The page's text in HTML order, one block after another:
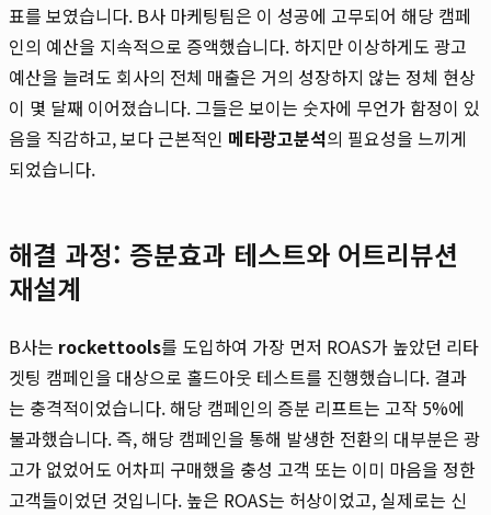
표를 보였습니다. B사 마케팅팀은 이 성공에 고무되어 해당 캠페
인의 예산을 지속적으로 증액했습니다. 하지만 이상하게도 광고
예산을 늘려도 회사의 전체 매출은 거의 성장하지 않는 정체 현상
이 몇 달째 이어졌습니다. 그들은 보이는 숫자에 무언가 함정이 있
음을 직감하고, 보다 근본적인 메타광고분석의 필요성을 느끼게
되었습니다.
해결 과정: 증분효과 테스트와 어트리뷰션
재설계
B사는 rockettools를 도입하여 가장 먼저 ROAS가 높았던 리타
겟팅 캠페인을 대상으로 홀드아웃 테스트를 진행했습니다. 결과
는 충격적이었습니다. 해당 캠페인의 증분 리프트는 고작 5%에
불과했습니다. 즉, 해당 캠페인을 통해 발생한 전환의 대부분은 광
고가 없었어도 어차피 구매했을 충성 고객 또는 이미 마음을 정한
고객들이었던 것입니다. 높은 ROAS는 허상이었고, 실제로는 신